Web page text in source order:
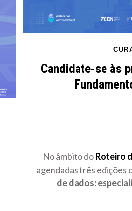
Candidate-se às
No âmbito doRoteiro
agendadas três edições
de dados: